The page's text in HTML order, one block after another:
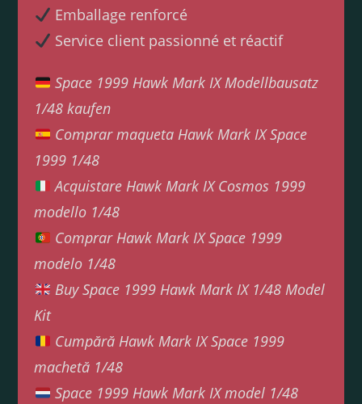
Emballage renforcé
Service client passionné et réactif
Space 1999 Hawk Mark IX Modellbausatz
1/48 kaufen
Comprar maqueta Hawk Mark IX Space
1999 1/48
Acquistare Hawk Mark IX Cosmos 1999
modello 1/48
Comprar Hawk Mark IX Space 1999
modelo 1/48
Buy Space 1999 Hawk Mark IX 1/48 Model
Kit
Cumpără Hawk Mark IX Space 1999
machetă 1/48
Space 1999 Hawk Mark IX model 1/48